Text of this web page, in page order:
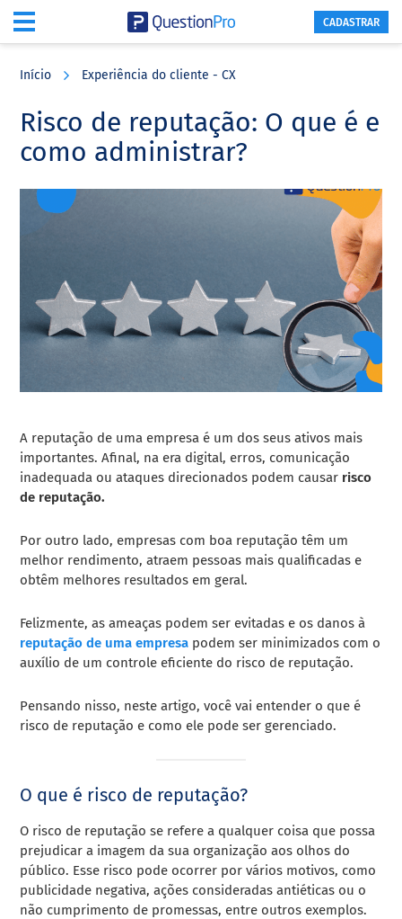
content
sidebar
CADASTRAR
Início Experiência do cliente - CX
Risco de reputação: O que é e
como administrar?
A reputação de uma empresa é um dos seus ativos mais
importantes. Afinal, na era digital, erros, comunicação
inadequada ou ataques direcionados podem causar risco
de reputação.
Por outro lado, empresas com boa reputação têm um
melhor rendimento, atraem pessoas mais qualificadas e
obtêm melhores resultados em geral.
Felizmente, as ameaças podem ser evitadas e os danos à
reputação de uma empresa podem ser minimizados com o
auxílio de um controle eficiente do risco de reputação.
Pensando nisso, neste artigo, você vai entender o que é
risco de reputação e como ele pode ser gerenciado.
O que é risco de reputação?
O risco de reputação se refere a qualquer coisa que possa
prejudicar a imagem da sua organização aos olhos do
público. Esse risco pode ocorrer por vários motivos, como
publicidade negativa, ações consideradas antiéticas ou o
não cumprimento de promessas, entre outros exemplos.